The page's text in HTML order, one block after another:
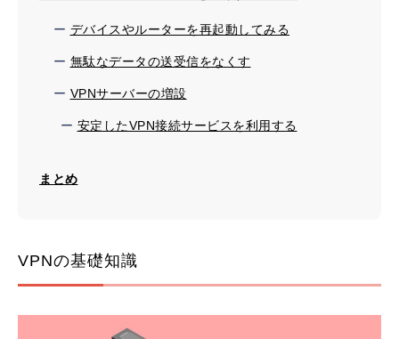
デバイスやルーターを再起動してみる
無駄なデータの送受信をなくす
VPNサーバーの増設
安定したVPN接続サービスを利用する
まとめ
VPNの基礎知識